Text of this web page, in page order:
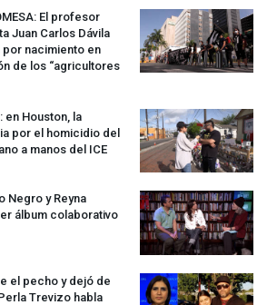
: El profesor
Juan Carlos Dávila
por nacimiento en
de los “agricultores
en Houston, la
por el homicidio del
a manos del ICE
Negro y Reyna
álbum colaborativo
el pecho y dejó de
Trevizo habla